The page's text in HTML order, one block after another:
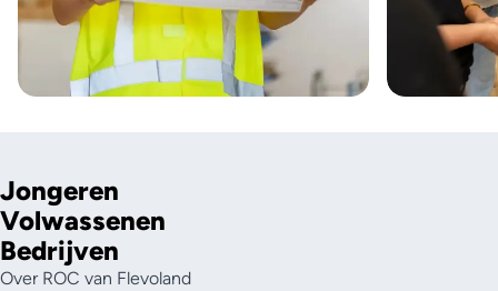
Jongeren
Volwassenen
Bedrijven
Over ROC van Flevoland